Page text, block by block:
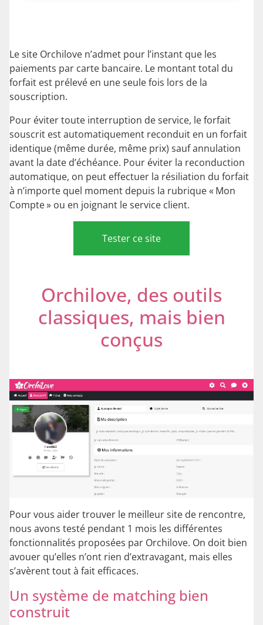
Le site Orchilove n’admet pour l’instant que les
paiements par carte bancaire. Le montant total du
forfait est prélevé en une seule fois lors de la
souscription.
Pour éviter toute interruption de service, le forfait
souscrit est automatiquement reconduit en un forfait
identique (même durée, même prix) sauf annulation
avant la date d’échéance. Pour éviter la reconduction
automatique, on peut effectuer la résiliation du forfait
à n’importe quel moment depuis la rubrique « Mon
Compte » ou en joignant le service client.
Tester ce site
Orchilove, des outils
classiques, mais bien
conçus
Pour vous aider trouver le meilleur site de rencontre,
nous avons testé pendant 1 mois les différentes
fonctionnalités proposées par Orchilove. On doit bien
avouer qu’elles n’ont rien d’extravagant, mais elles
s’avèrent tout à fait efficaces.
Un système de matching bien
construit